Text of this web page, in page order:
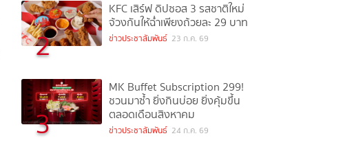
2
KFC เสิร์ฟ ดิปซอส 3 รสชาติใหม่
จ้วงกันให้ฉ่ำเพียงถ้วยละ 29 บาท
ข่าวประชาสัมพันธ์ 23 ก.ค. 69
3
MK Buffet Subscription 299!
ชวนมาซ้ำ ยิ่งกินบ่อย ยิ่งคุ้มขึ้น
ตลอดเดือนสิงหาคม
ข่าวประชาสัมพันธ์ 24 ก.ค. 69